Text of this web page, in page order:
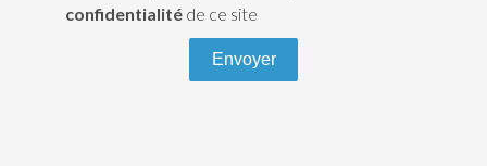
confidentialité de ce site
Envoyer